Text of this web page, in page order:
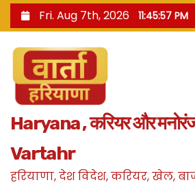
k
Fri. Aug 7th, 2026 11:45:58 PM
Haryana , करियर और
Vartahr
हरियाणा, देश विदेश, करियर, खेल,